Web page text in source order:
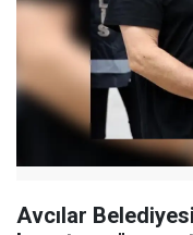
Avcılar